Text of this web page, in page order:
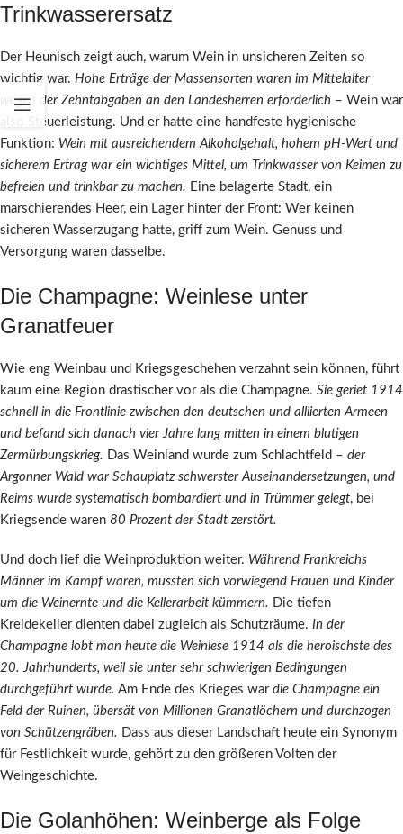
Trinkwasserersatz
Der Heunisch zeigt auch, warum Wein in unsicheren Zeiten so
wichtig war. Hohe Erträge der Massensorten waren im Mittelalter
wegen der Zehntabgaben an den Landesherren erforderlich – Wein war
also Steuerleistung. Und er hatte eine handfeste hygienische
Funktion: Wein mit ausreichendem Alkoholgehalt, hohem pH-Wert und
sicherem Ertrag war ein wichtiges Mittel, um Trinkwasser von Keimen zu
befreien und trinkbar zu machen. Eine belagerte Stadt, ein
marschierendes Heer, ein Lager hinter der Front: Wer keinen
sicheren Wasserzugang hatte, griff zum Wein. Genuss und
Versorgung waren dasselbe.
Die Champagne: Weinlese unter
Granatfeuer
Wie eng Weinbau und Kriegsgeschehen verzahnt sein können, führt
kaum eine Region drastischer vor als die Champagne. Sie geriet 1914
schnell in die Frontlinie zwischen den deutschen und alliierten Armeen
und befand sich danach vier Jahre lang mitten in einem blutigen
Zermürbungskrieg. Das Weinland wurde zum Schlachtfeld – der
Argonner Wald war Schauplatz schwerster Auseinandersetzungen, und
Reims wurde systematisch bombardiert und in Trümmer gelegt, bei
Kriegsende waren 80 Prozent der Stadt zerstört.
Und doch lief die Weinproduktion weiter. Während Frankreichs
Männer im Kampf waren, mussten sich vorwiegend Frauen und Kinder
um die Weinernte und die Kellerarbeit kümmern. Die tiefen
Kreidekeller dienten dabei zugleich als Schutzräume. In der
Champagne lobt man heute die Weinlese 1914 als die heroischste des
20. Jahrhunderts, weil sie unter sehr schwierigen Bedingungen
durchgeführt wurde. Am Ende des Krieges war die Champagne ein
Feld der Ruinen, übersät von Millionen Granatlöchern und durchzogen
von Schützengräben. Dass aus dieser Landschaft heute ein Synonym
für Festlichkeit wurde, gehört zu den größeren Volten der
Weingeschichte.
Die Golanhöhen: Weinberge als Folge